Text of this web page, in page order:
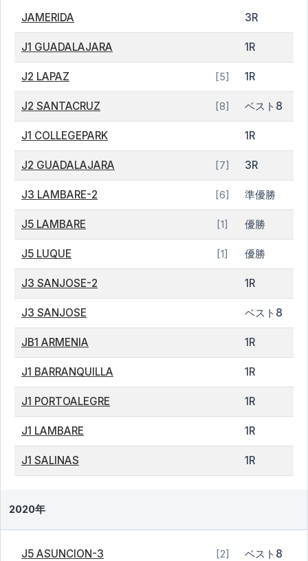
JAMERIDA 3R
J1 GUADALAJARA 1R
J2 LAPAZ [5] 1R
J2 SANTACRUZ [8] ベスト8
J1 COLLEGEPARK 1R
J2 GUADALAJARA [7] 3R
J3 LAMBARE-2 [6] 準優勝
J5 LAMBARE [1] 優勝
J5 LUQUE [1] 優勝
J3 SANJOSE-2 1R
J3 SANJOSE ベスト8
JB1 ARMENIA 1R
J1 BARRANQUILLA 1R
J1 PORTOALEGRE 1R
J1 LAMBARE 1R
J1 SALINAS 1R
2020年
J5 ASUNCION-3 [2] ベスト8